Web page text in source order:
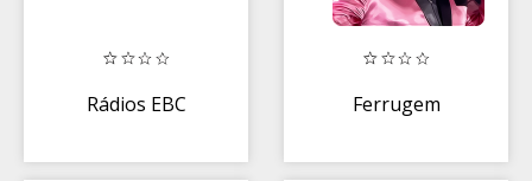
Rádios EBC Ferrugem